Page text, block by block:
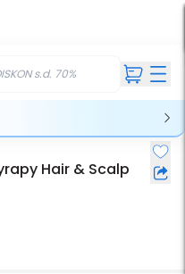
s.d. 70%
Hair & Scalp